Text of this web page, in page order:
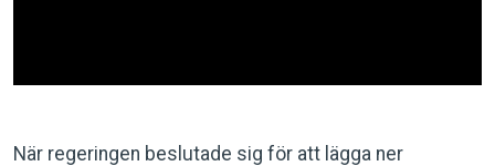
När regeringen beslutade sig för att lägga ner